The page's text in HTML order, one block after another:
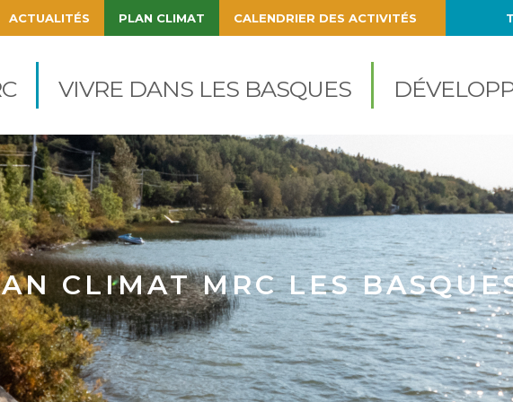
VIVRE DANS LES BASQUES
ACTUALITÉS PLAN CLIMAT CALENDRIER DES ACTIVITÉS
CLIMAT MRC LES